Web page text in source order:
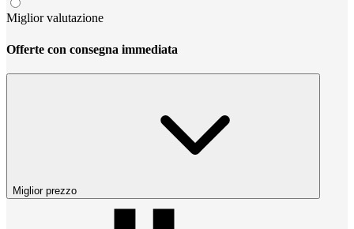
Miglior valutazione
Offerte con consegna immediata
Miglior prezzo